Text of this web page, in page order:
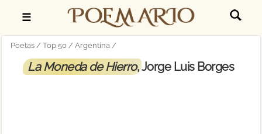
☰
Poetas Top 50 Argentina
La Moneda de Hierro, Jorge Luis Borges